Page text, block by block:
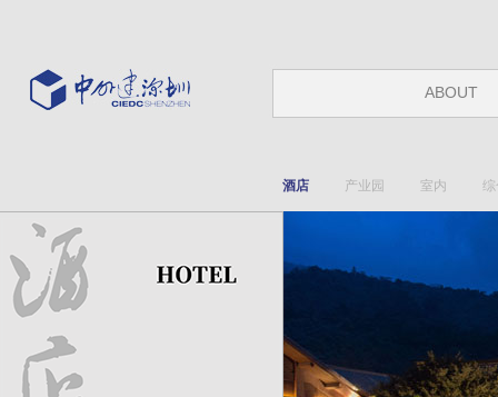
ABOUT
酒店 产业园 室内